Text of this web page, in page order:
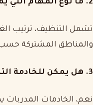
2. ما نوع المهام التي يمكن أن تتولاها الخادمة المقيمة؟
تشمل التنظيف، ترتيب
والمناطق المشتركة حسب
3. هل يمكن للخادمة التكيف مع جدول أسرتي؟
نعم، الخادمات المدربات